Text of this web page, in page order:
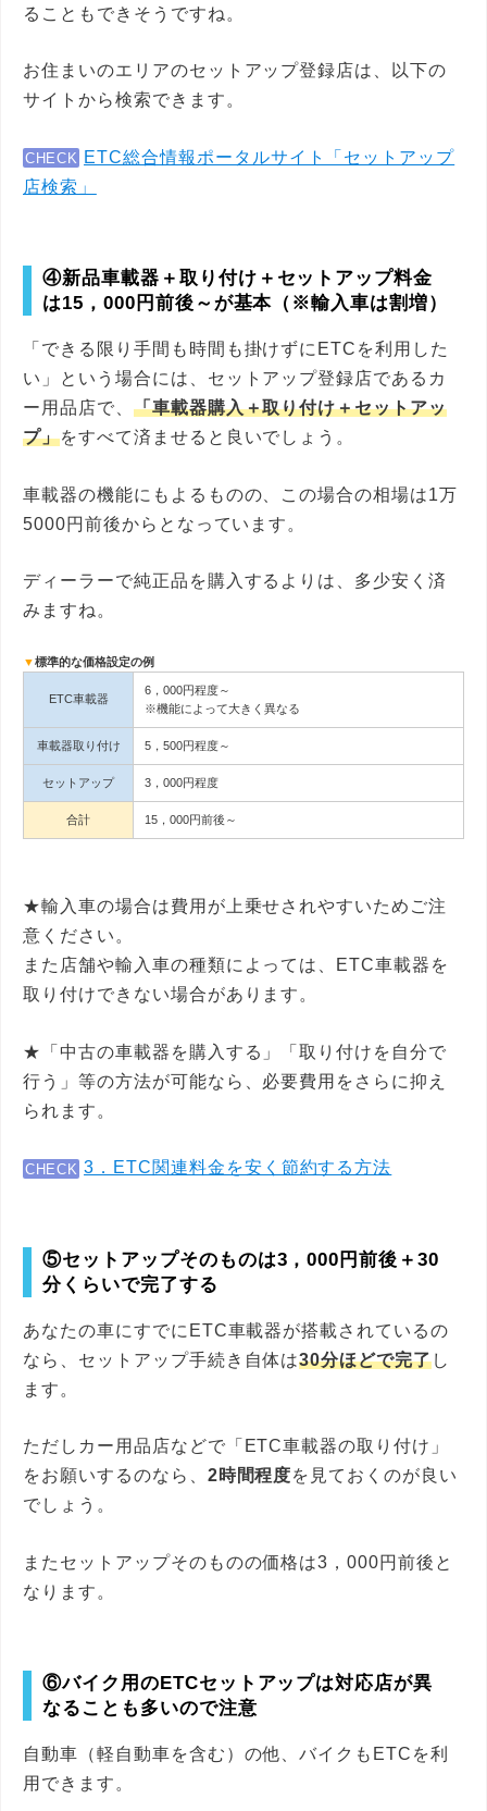
ることもできそうですね。
お住まいのエリアのセットアップ登録店は、以下の
サイトから検索できます。
CHECK ETC総合情報ポータルサイト「セットアップ
店検索」
④新品車載器＋取り付け＋セットアップ料金
は15，000円前後～が基本（※輸入車は割増）
「できる限り手間も時間も掛けずにETCを利用した
い」という場合には、セットアップ登録店であるカ
ー用品店で、 「車載器購入＋取り付け＋セットアッ
プ」をすべて済ませると良いでしょう。
車載器の機能にもよるものの、この場合の相場は1万
5000円前後からとなっています。
ディーラーで純正品を購入するよりは、多少安く済
みますね。
標準的な価格設定の例
ETC車載器
6，000円程度～
※機能によって大きく異なる
車載器取り付け 5，500円程度～
セットアップ 3，000円程度
合計 15，000円前後～
★輸入車の場合は費用が上乗せされやすいためご注
意ください。
また店舗や輸入車の種類によっては、ETC車載器を
取り付けできない場合があります。
★「中古の車載器を購入する」「取り付けを自分で
行う」等の方法が可能なら、必要費用をさらに抑え
られます。
CHECK 3．ETC関連料金を安く節約する方法
⑤セットアップそのものは3，000円前後＋30
分くらいで完了する
あなたの車にすでにETC車載器が搭載されているの
なら、セットアップ手続き自体は30分ほどで完了し
ます。
ただしカー用品店などで「ETC車載器の取り付け」
をお願いするのなら、 2時間程度を見ておくのが良い
でしょう。
またセットアップそのものの価格は3，000円前後と
なります。
⑥バイク用のETCセットアップは対応店が異
なることも多いので注意
自動車（軽自動車を含む）の他、バイクもETCを利
用できます。